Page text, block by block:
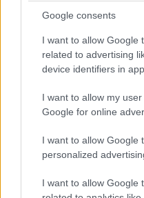
Google consents
I want to allow Google
related to advertising
device identifiers in
I want to allow my
Google for online
I want to allow Google
personalized
I want to allow Google
Θερισμός στα
μόχθος γινόταν